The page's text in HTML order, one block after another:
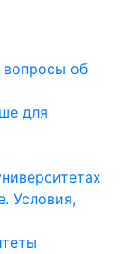
вопросы об
для
Условия,